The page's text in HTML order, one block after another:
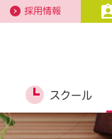
採用情報
スクール